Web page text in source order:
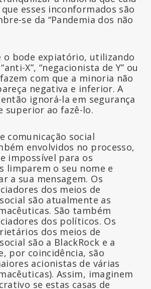
esses inconformados são
se da “Pandemia dos não
o bode expiatório, utilizando
X”, “negacionista de Y” ou
fazem com que a minoria não
negativa e inferior. A
ignorá-la em segurança
superior ao fazê-lo.
comunicação social
envolvidos no processo,
impossível para os
limparem o seu nome e
a sua mensagem. Os
dos meios de
são atualmente as
São também
dos políticos. Os
dos meios de
são a BlackRock e a
por coincidência, são
acionistas de várias
Assim, imaginem
se estas casas de